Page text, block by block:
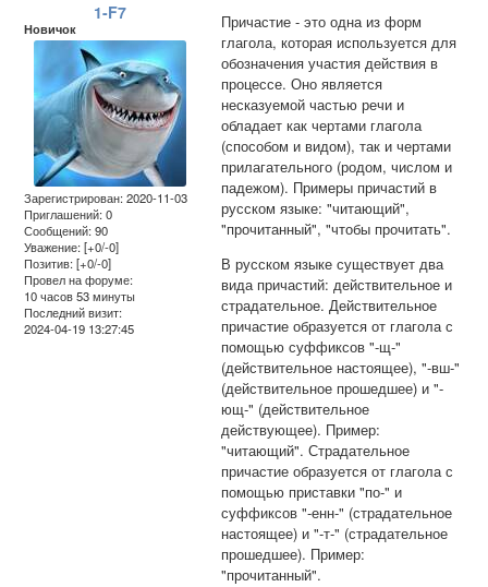
1-F7
Новичок
Зарегистрирован: 2020-11-03
Приглашений:0
Сообщений:90
Уважение: [+0/-0]
Позитив: [+0/-0]
Провел на форуме:
10 часов 53 минуты
Последний визит:
2024-04-19 13:27:45
Причастие - это одна из форм
глагола, которая используется для
обозначения участия действия в
процессе. Оно является
несказуемой частью речи и
обладает как чертами глагола
(способом и видом), так и чертами
прилагательного (родом, числом и
падежом). Примеры причастий в
русском языке: "читающий",
"прочитанный", "чтобы прочитать".
В русском языке существует два
вида причастий: действительное и
страдательное. Действительное
причастие образуется от глагола с
помощью суффиксов "-щ-"
(действительное настоящее), "-вш-"
(действительное прошедшее) и "-
ющ-" (действительное
действующее). Пример:
"читающий". Страдательное
причастие образуется от глагола с
помощью приставки "по-" и
суффиксов "-енн-" (страдательное
настоящее) и "-т-" (страдательное
прошедшее). Пример:
"прочитанный".